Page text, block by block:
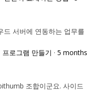
드 서버에 연동하는 업무를
로그램 만들기 · 5 months
조합이군요. 사이드